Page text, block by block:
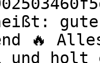
🔥
und holt